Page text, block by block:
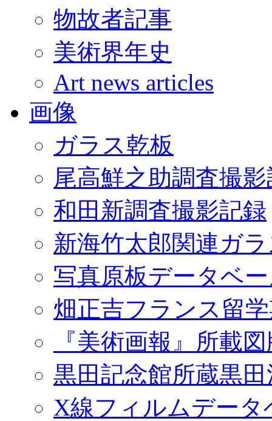
物故者記事
美術界年史
Art news articles
画像
ガラス乾板
尾高鮮之助調査撮
和田新調査撮影記録
新海竹太郎関連ガ
写真原板データベ
畑正吉フランス留
『美術画報』所載
黒田記念館所蔵黒
X線フィルムデータ